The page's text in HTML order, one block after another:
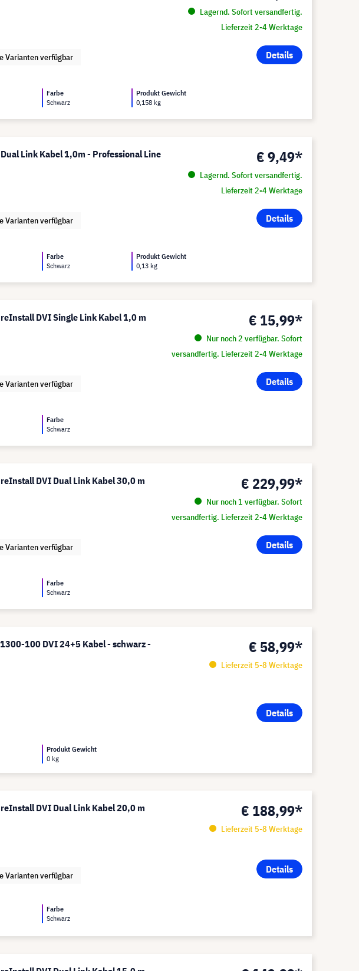
Lagernd. Sofort versandfertig.
Lieferzeit 2-4 Werktage
Details
Varianten verfügbar
Farbe
Schwarz
Produkt Gewicht
0,158 kg
Link Kabel 1,0m - Professional Line € 9,49*
Lagernd. Sofort versandfertig.
Lieferzeit 2-4 Werktage
Details
Varianten verfügbar
Farbe
Schwarz
Produkt Gewicht
0,13 kg
DVI Single Link Kabel 1,0 m € 15,99*
Nur noch 2 verfügbar. Sofort
versandfertig. Lieferzeit 2-4 Werktage
Details
Varianten verfügbar
Farbe
Schwarz
DVI Dual Link Kabel 30,0 m € 229,99*
Nur noch 1 verfügbar. Sofort
versandfertig. Lieferzeit 2-4 Werktage
Details
Varianten verfügbar
Farbe
Schwarz
100 DVI 24+5 Kabel - schwarz -
€ 58,99*
Lieferzeit 5-8 Werktage
Details
Produkt Gewicht
0 kg
DVI Dual Link Kabel 20,0 m € 188,99*
Lieferzeit 5-8 Werktage
Details
Varianten verfügbar
Farbe
Schwarz